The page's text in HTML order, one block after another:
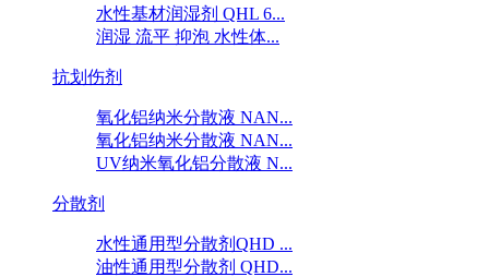
水性基材润湿剂 QHL 6...
润湿 流平 抑泡 水性体...
抗划伤剂
氧化铝纳米分散液 NAN...
氧化铝纳米分散液 NAN...
UV纳米氧化铝分散液 N...
分散剂
水性通用型分散剂QHD ...
油性通用型分散剂 QHD...